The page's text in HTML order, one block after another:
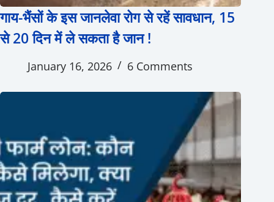
गाय-भैंसों के इस जानलेवा रोग से रहें सावधान, 15
से 20 दिन में ले सकता है जान !
January 16, 2026 6 Comments